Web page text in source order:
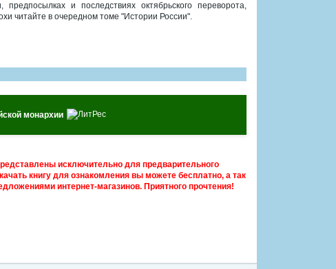
и последствиях октябрьского переворота,
читайте в очередном томе "Истории России".
монархии
исключительно для предварительного
книгу для ознакомления вы можете бесплатно, а так
интернет-магазинов. Приятного прочтения!